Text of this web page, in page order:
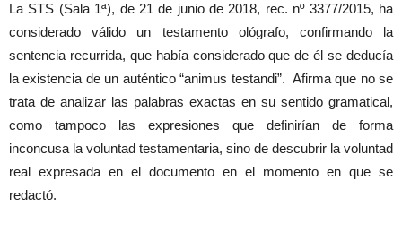
La STS (Sala 1ª), de 21 de junio de 2018, rec. nº 3377/2015, ha
considerado válido un testamento ológrafo, confirmando la
sentencia recurrida, que había considerado que de él se deducía
la existencia de un auténtico “animus testandi”. Afirma que no se
trata de analizar las palabras exactas en su sentido gramatical,
como tampoco las expresiones que definirían de forma
inconcusa la voluntad testamentaria, sino de descubrir la voluntad
real expresada en el documento en el momento en que se
redactó.